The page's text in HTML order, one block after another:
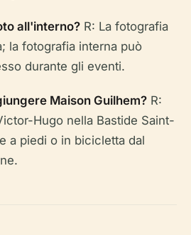
all'interno? R: La fotografia
la fotografia interna può
durante gli eventi.
Maison Guilhem? R:
Hugo nella Bastide Saint-
a piedi o in bicicletta dal